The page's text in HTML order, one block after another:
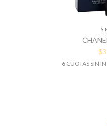
6 CUOTAS SIN